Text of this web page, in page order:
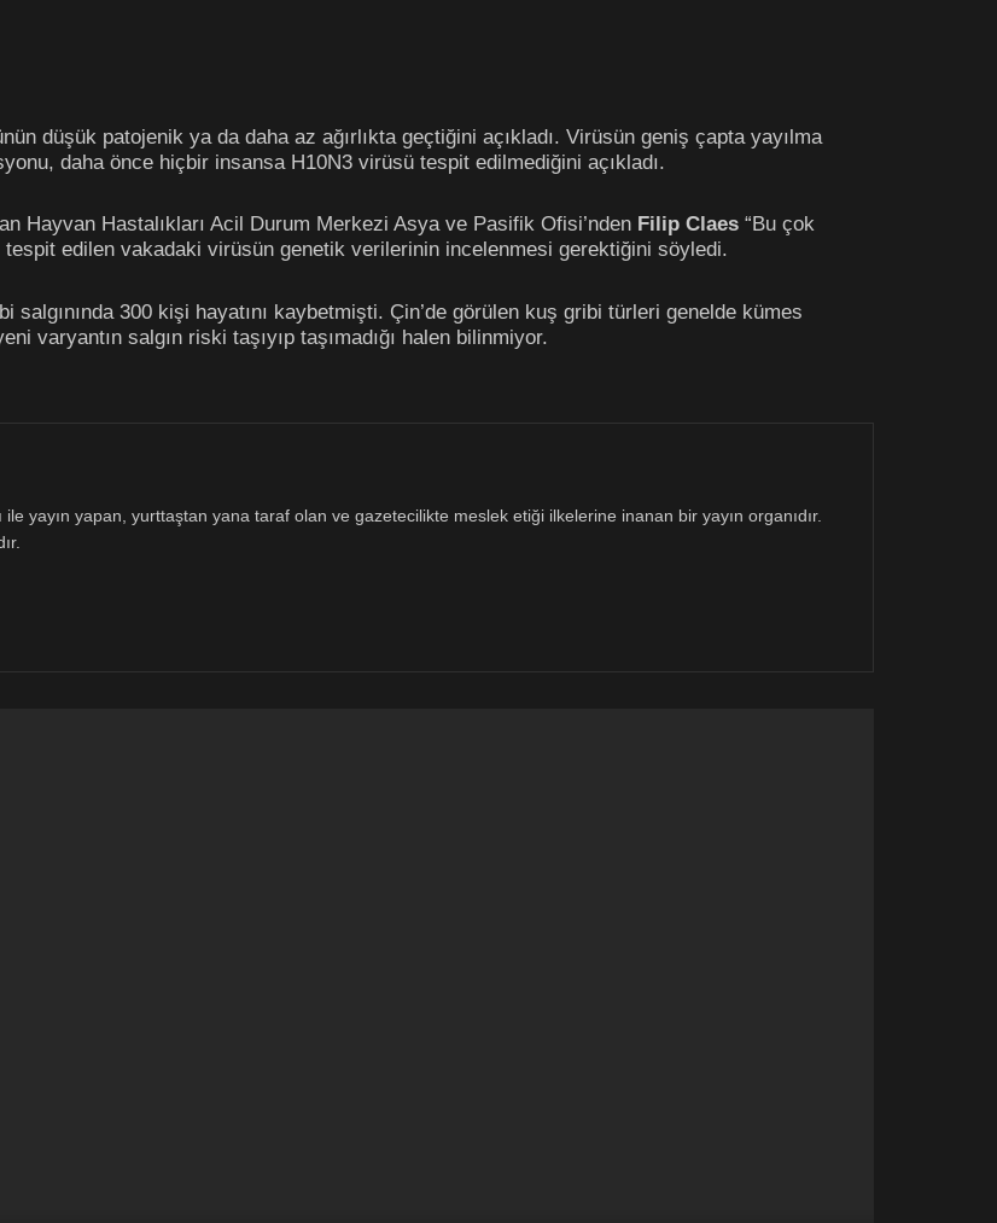
düşük patojenik ya da daha az ağırlıkta geçtiğini açıkladı. Virüsün geniş çapta yayılma
daha önce hiçbir insansa H10N3 virüsü tespit edilmediğini açıkladı.
Hayvan Hastalıkları Acil Durum Merkezi Asya ve Pasifik Ofisi’nden Filip Claes “Bu çok
edilen vakadaki virüsün genetik verilerinin incelenmesi gerektiğini söyledi.
salgınında 300 kişi hayatını kaybetmişti. Çin’de görülen kuş gribi türleri genelde kümes
varyantın salgın riski taşıyıp taşımadığı halen bilinmiyor.
ile yayın yapan, yurttaştan yana taraf olan ve gazetecilikte meslek etiği ilkelerine inanan bir yayın organıdır.